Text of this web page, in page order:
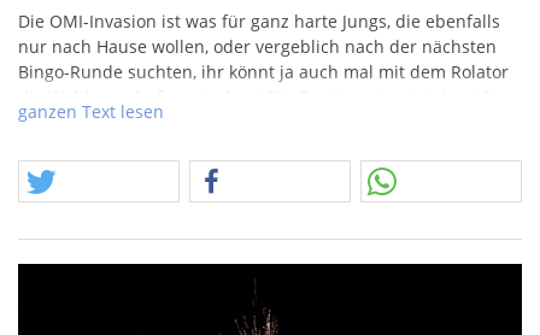
Die OMI-Invasion ist was für ganz harte Jungs, die ebenfalls
nur nach Hause wollen, oder vergeblich nach der nächsten
Bingo-Runde suchten, ihr könnt ja auch mal mit dem Rolator
die Weltherrschaft anstreben! Die Omi Invasion ist eine 10
Schussbatterie mit einen Goldbuketts in filigranen
Hoffen wir auch hier auf ein gutes Auslieferungsergebnis,
drückt uns alle Daumen!
Wahlweise als 24-er VE im Angebotspreis oder auch einzeln
ganzen Text lesen